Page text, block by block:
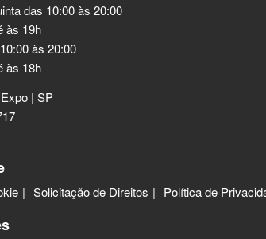
das 10:00 às 20:00
às 19h
às 20:00
às 18h
| SP
Solicitação de Direitos Política de